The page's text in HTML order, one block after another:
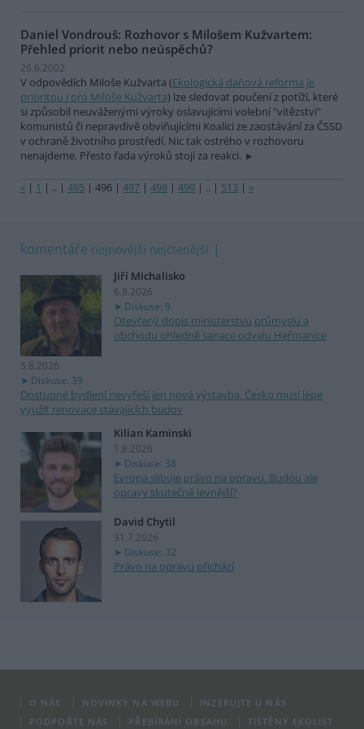
Daniel Vondrouš: Rozhovor s Milošem Kužvartem:
Přehled priorit nebo neúspěchů?
26.6.2002
V odpovědích Miloše Kužvarta (Ekologická daňová reforma je
prioritou i pro Miloše Kužvarta) lze sledovat poučení z potíží, které
si způsobil neuváženými výroky oslavujícími volební "vítězství"
komunistů či nepravdivě obviňujícími Koalici ze zaostávání za ČSSD
v ochraně životního prostředí. Nic tak ostrého v rozhovoru
nenajdeme. Přesto řada výroků stojí za reakci.
« | 1 | .. | 495 | 496 | 497 | 498 | 499 | .. | 513 | »
komentáře nejnovější nejčtenější
Jiří Michalisko
6.8.2026
Diskuse: 9
Otevřený dopis ministerstvu průmyslu a
obchodu ohledně sanace odvalu Heřmanice
5.8.2026
Diskuse: 39
Dostupné bydlení nevyřeší jen nová výstavba. Česko musí lépe
využít renovace stávajících budov
Kilian Kaminski
1.8.2026
Diskuse: 38
Evropa slibuje právo na opravu. Budou ale
opravy skutečně levnější?
David Chytil
31.7.2026
Diskuse: 32
Právo na opravu přichází
O NÁS NOVINKY NA WEBU
INZERUJTE U NÁS
PODPOŘTE NÁS
PŘEBÍRÁNÍ OBSAHU TIŠTĚNÝ EKOLIST